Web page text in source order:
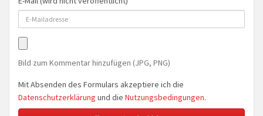
Bild zum Kommentar hinzufügen (JPG, PNG)
Mit Absenden des Formulars akzeptiere ich die
Datenschutzerklärung und die Nutzungsbedingungen.